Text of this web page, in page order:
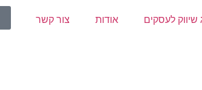
שיווק לעסקים אודות צור קשר